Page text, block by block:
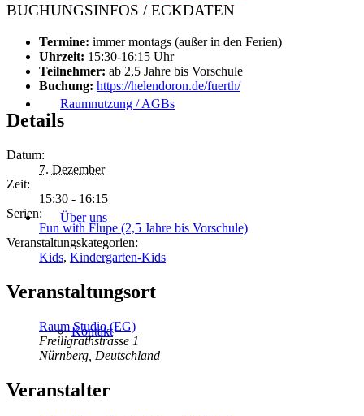
Raumnutzung / AGBs
Über uns
Kontakt
BUCHUNGSINFOS / ECKDATEN
Termine: immer montags (außer in den Ferien)
Uhrzeit: 15:30-16:15 Uhr
Teilnehmer: ab 2,5 Jahre bis Vorschule
Buchung: https://helendoron.de/fuerth/
Details
Datum:
7. Dezember
Zeit:
15:30 - 16:15
Serien:
Fun with Flupe (2,5 Jahre bis Vorschule)
Veranstaltungskategorien:
Kids, Kindergarten-Kids
Veranstaltungsort
Raum Studio (EG)
Freiligrathstrasse 1
Nürnberg Deutschland
Veranstalter